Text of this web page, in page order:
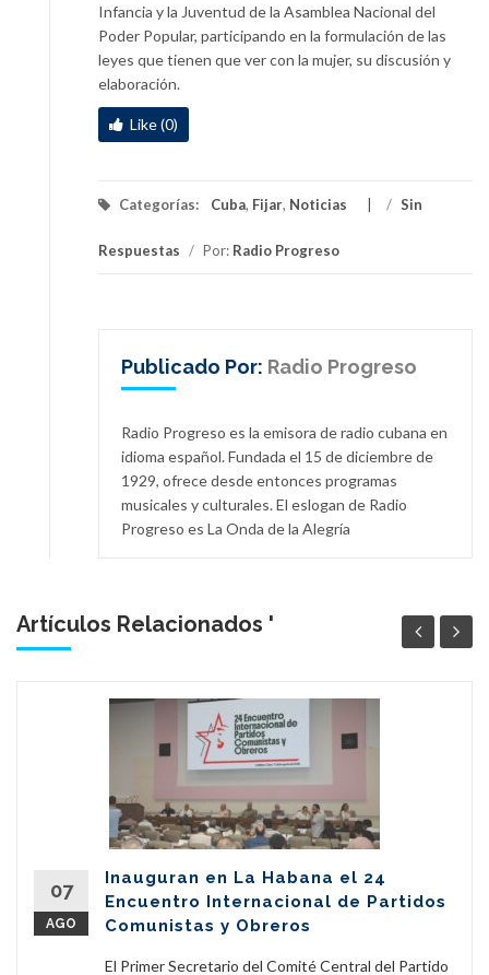
Infancia y la Juventud de la Asamblea Nacional del
Poder Popular, participando en la formulación de las
leyes que tienen que ver con la mujer, su discusión y
elaboración.
Like (0)
Categorías: Cuba, Fijar, Noticias / Sin
Respuestas / Por: Radio Progreso
Publicado Por: Radio Progreso
Radio Progreso es la emisora de radio cubana en
idioma español. Fundada el 15 de diciembre de
1929, ofrece desde entonces programas
musicales y culturales. El eslogan de Radio
Progreso es La Onda de la Alegría
Artículos Relacionados '
07
AGO
Inauguran en La Habana el 24
Encuentro Internacional de Partidos
Comunistas y Obreros
El Primer Secretario del Comité Central del Partido